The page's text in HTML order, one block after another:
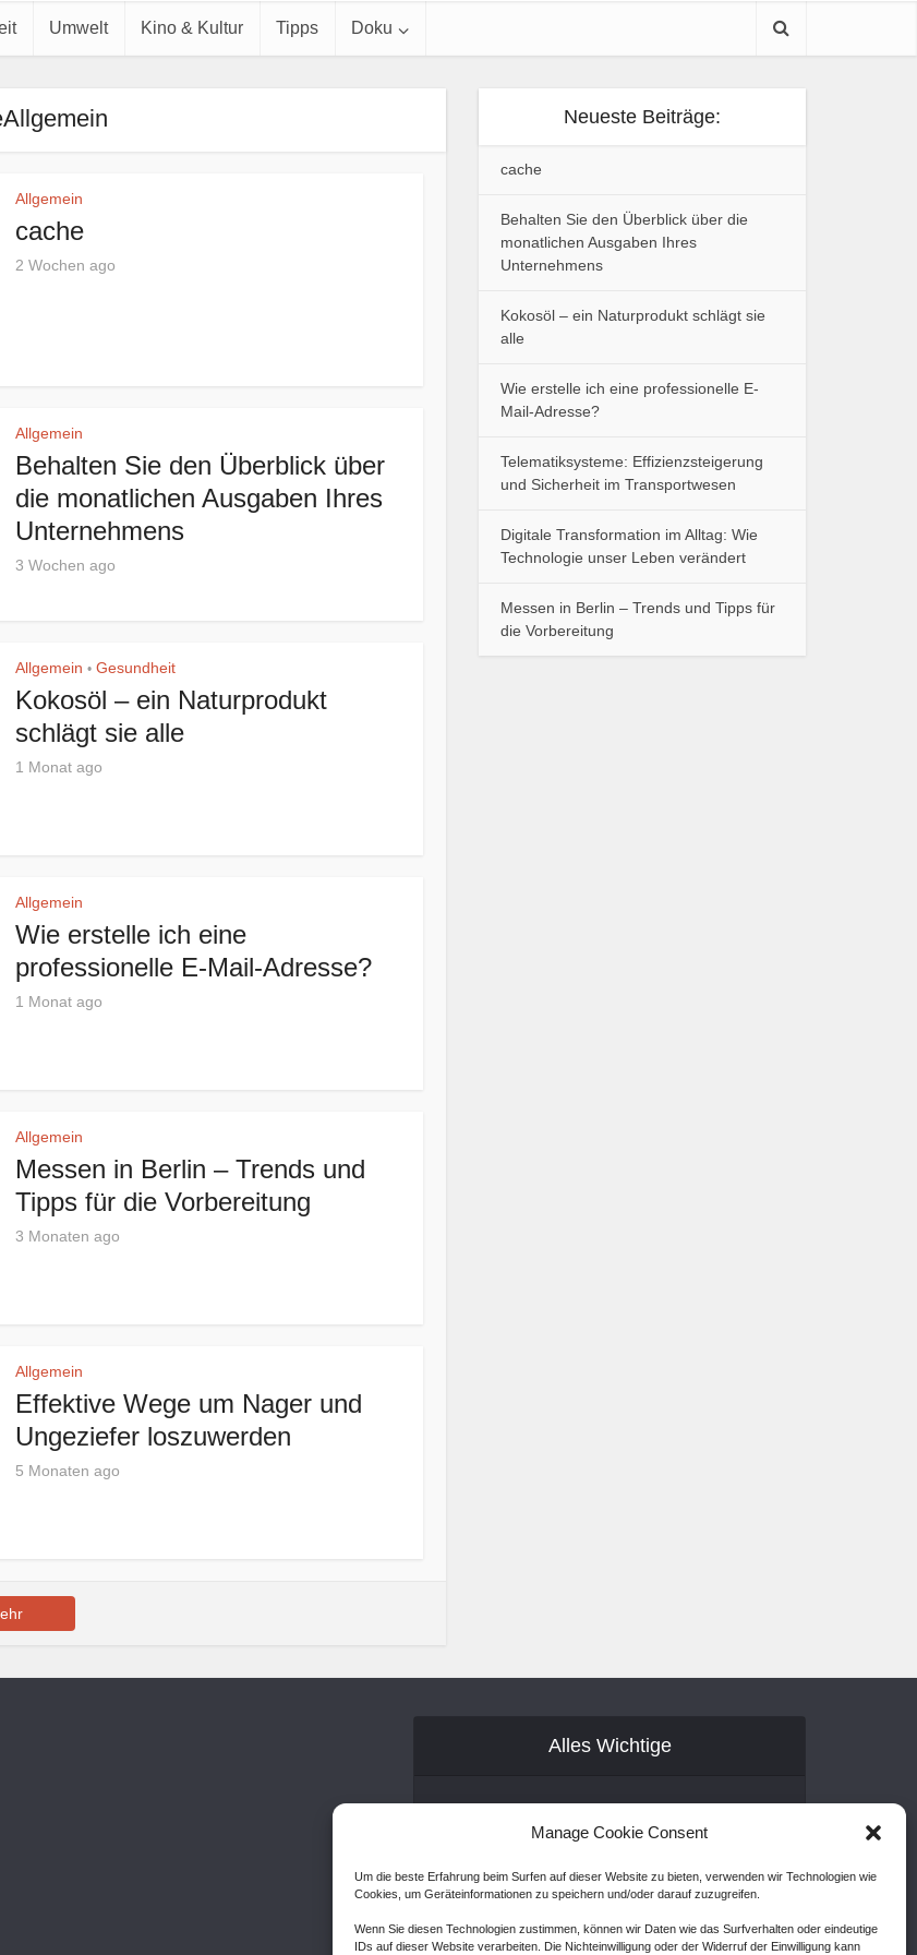
Manage Cookie Consent
Um die beste Erfahrung beim Surfen auf dieser Website zu bieten, verwenden wir Technologien wie
Cookies, um Geräteinformationen zu speichern und/oder darauf zuzugreifen.
Wenn Sie diesen Technologien zustimmen, können wir Daten wie das Surfverhalten oder eindeutige
IDs auf dieser Website verarbeiten. Die Nichteinwilligung oder der Widerruf der Einwilligung kann
Umwelt Kino & Kultur Tipps Doku
Allgemein
cache
2 Wochen ago
Allgemein
Behalten Sie den Überblick über
die monatlichen Ausgaben Ihres
Unternehmens
3 Wochen ago
Allgemein • Gesundheit
Kokosöl – ein Naturprodukt
schlägt sie alle
1 Monat ago
Allgemein
Wie erstelle ich eine
professionelle E-Mail-Adresse?
1 Monat ago
Allgemein
Messen in Berlin – Trends und
Tipps für die Vorbereitung
3 Monaten ago
Allgemein
Effektive Wege um Nager und
Ungeziefer loszuwerden
5 Monaten ago
Neueste Beiträge:
cache
Behalten Sie den Überblick über die
monatlichen Ausgaben Ihres
Unternehmens
Kokosöl – ein Naturprodukt schlägt sie
alle
Wie erstelle ich eine professionelle E-
Mail-Adresse?
Telematiksysteme: Effizienzsteigerung
und Sicherheit im Transportwesen
Digitale Transformation im Alltag: Wie
Technologie unser Leben verändert
Messen in Berlin – Trends und Tipps für
die Vorbereitung
Alles Wichtige
AGB